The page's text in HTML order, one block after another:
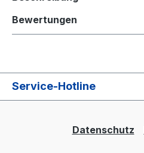
Bewertungen
Service-Hotline
Datenschutz